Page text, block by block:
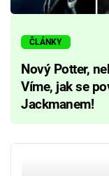
ČLÁNKY
Nový Potter,
Víme, jak se
Jackmanem!